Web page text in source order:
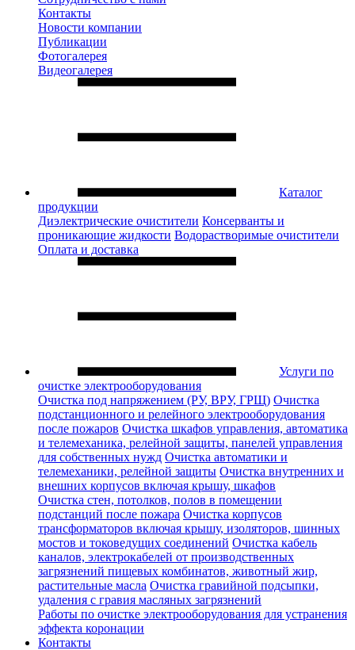
Контакты
Новости компании
Публикации
Фотогалерея
Видеогалерея
Каталог
продукции
Диэлектрические очистители Консерванты и
проникающие жидкости Водорастворимые очистители
Оплата и доставка
Услуги по
очистке электрооборудования
Очистка под напряжением (РУ, ВРУ, ГРЩ) Очистка
подстанционного и релейного электрооборудования
после пожаров Очистка шкафов управления, автоматика
и телемеханика, релейной защиты, панелей управления
для собственных нужд Очистка автоматики и
телемеханики, релейной защиты Очистка внутренних и
внешних корпусов включая крышу, шкафов
Очистка стен, потолков, полов в помещении
подстанций после пожара Очистка корпусов
трансформаторов включая крышу, изоляторов, шинных
мостов и токоведущих соединений Очистка кабель
каналов, электрокабелей от производственных
загрязнений пищевых комбинатов, животный жир,
растительные масла Очистка гравийной подсыпки,
удаления с гравия масляных загрязнений
Работы по очистке электрооборудования для устранения
эффекта коронации
Контакты